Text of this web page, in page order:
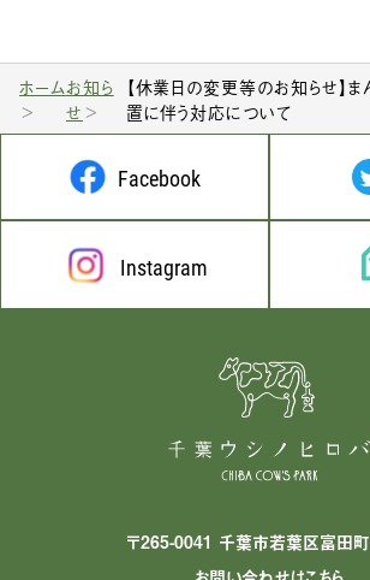
ホームお知ら
せ
【休業日の変更等のお知らせ】
置に伴う対応について
Facebook
Instagram
〒265-0041 千葉市若葉区富田